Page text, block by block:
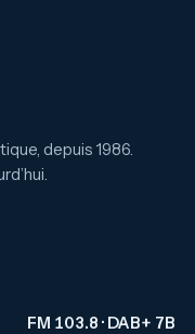
depuis 1986.
FM 103.8 · DAB+ 7B